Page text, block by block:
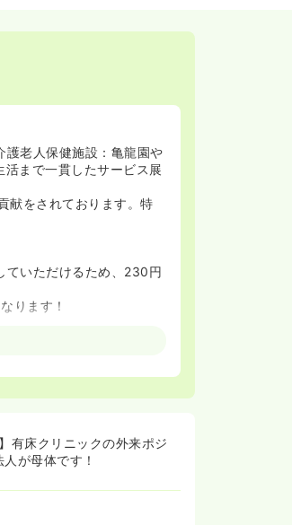
老人保健施設：亀龍園や
まで一貫したサービス展
献をされております。特
ていただけるため、230円
ります！
有床クリニックの外来ポジ
が母体です！